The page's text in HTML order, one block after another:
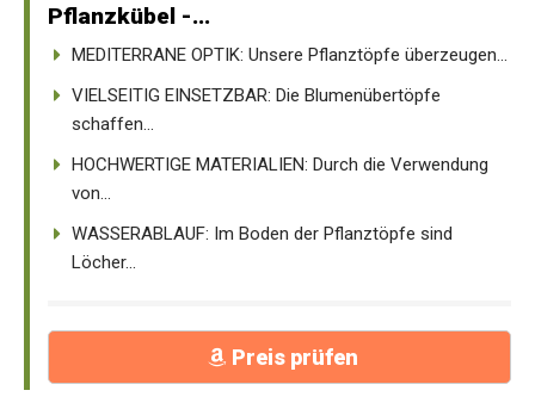
Pflanzkübel -...
MEDITERRANE OPTIK: Unsere Pflanztöpfe überzeugen...
VIELSEITIG EINSETZBAR: Die Blumenübertöpfe
schaffen...
HOCHWERTIGE MATERIALIEN: Durch die Verwendung
von...
WASSERABLAUF: Im Boden der Pflanztöpfe sind
Löcher...
Preis prüfen